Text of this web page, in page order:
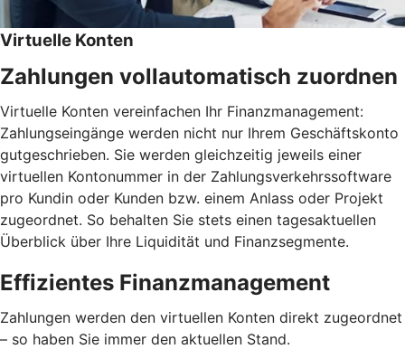
Virtuelle Konten
Zahlungen vollautomatisch zuordnen
Virtuelle Konten vereinfachen Ihr Finanzmanagement:
Zahlungseingänge werden nicht nur Ihrem Geschäftskonto
gutgeschrieben. Sie werden gleichzeitig jeweils einer
virtuellen Kontonummer in der Zahlungsverkehrssoftware
pro Kundin oder Kunden bzw. einem Anlass oder Projekt
zugeordnet. So behalten Sie stets einen tagesaktuellen
Überblick über Ihre Liquidität und Finanzsegmente.
Effizientes Finanzmanagement
Zahlungen werden den virtuellen Konten direkt zugeordnet
– so haben Sie immer den aktuellen Stand.